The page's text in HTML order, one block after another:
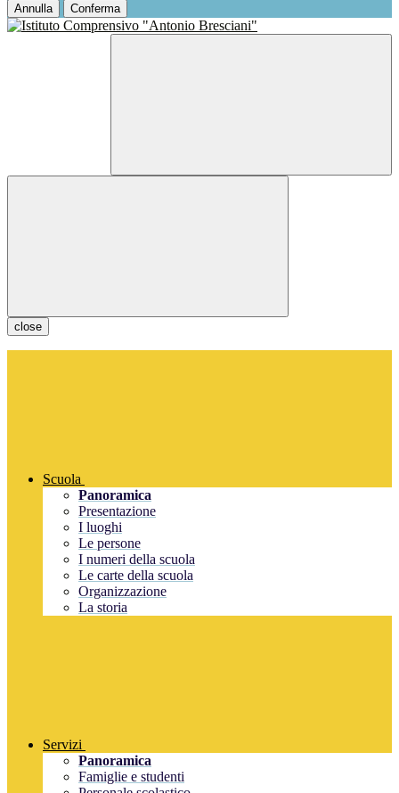
Annulla Conferma
close
Scuola
Panoramica
Presentazione
I luoghi
Le persone
I numeri della scuola
Le carte della scuola
Organizzazione
La storia
Servizi
Panoramica
Famiglie e studenti